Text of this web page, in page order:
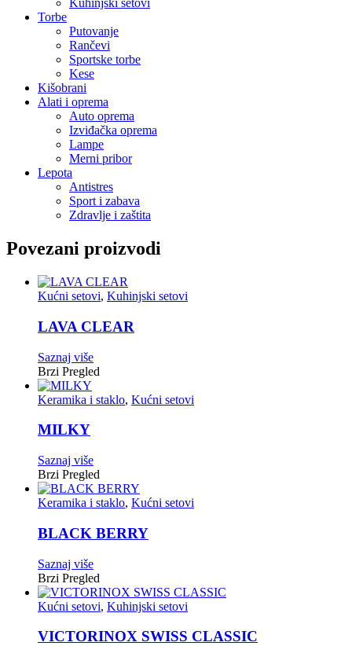
Kuhinjski setovi
Torbe
Putovanje
Rančevi
Sportske torbe
Kese
Kišobrani
Alati i oprema
Auto oprema
Izviđačka oprema
Lampe
Merni pribor
Lepota
Antistres
Sport i zabava
Zdravlje i zaštita
Povezani proizvodi
Kućni setovi, Kuhinjski setovi
LAVA CLEAR
Saznaj više
Brzi Pregled
Keramika i staklo, Kućni setovi
MILKY
Saznaj više
Brzi Pregled
Keramika i staklo, Kućni setovi
BLACK BERRY
Saznaj više
Brzi Pregled
Kućni setovi, Kuhinjski setovi
VICTORINOX SWISS CLASSIC